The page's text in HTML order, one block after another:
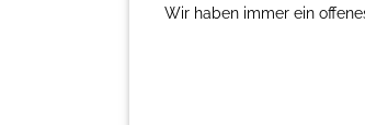
Wir haben immer ein